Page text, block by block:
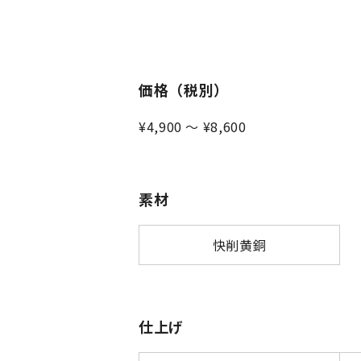
価格（税別）
¥4,900 〜 ¥8,600
素材
快削黄銅
仕上げ